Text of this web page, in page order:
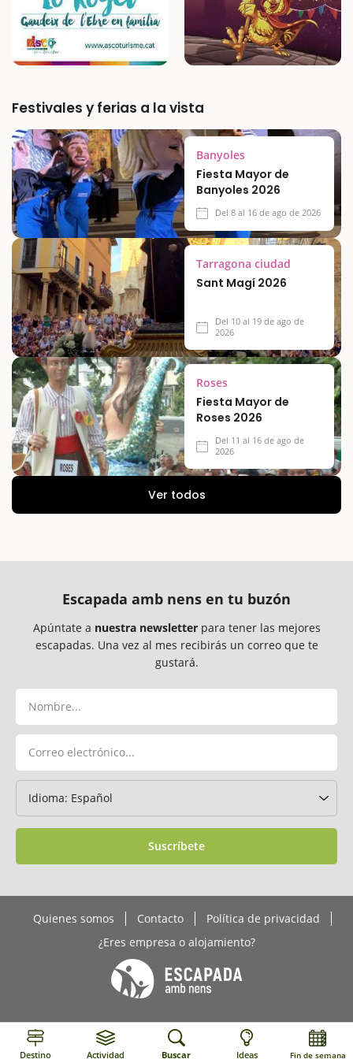
Festivales y ferias a la vista
Banyoles
Fiesta Mayor de
Banyoles 2026
Del 8 al 16 de ago de 2026
Tarragona ciudad
Sant Magí 2026
Del 10 al 19 de ago de
2026
Roses
Fiesta Mayor de
Roses 2026
Del 11 al 16 de ago de
2026
Ver todos
Escapada amb nens en tu buzón
Apúntate a nuestra newsletterpara tener las mejores
escapadas. Una vez al mes recibirás un correo que te
gustará.
Suscríbete
Quienes somos Contacto
Política de privacidad
¿Eres empresa o alojamiento?
Destino Actividad Buscar Ideas Fin de semana